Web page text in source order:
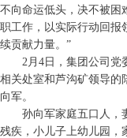
不向命运低头，决不被困
职工作，以实际行动回报
续贡献力量。”
2月4日，集团公司党
相关处室和芦沟矿领导的
向军。
孙向军家庭五口人，
残疾，小儿子上幼儿园，